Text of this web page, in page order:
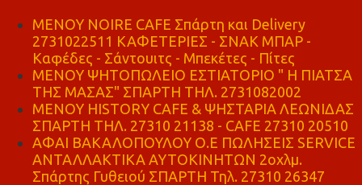
MENOY NOIRE CAFE Σπάρτη και Delivery
2731022511 ΚΑΦΕΤΕΡΙΕΣ - ΣΝΑΚ ΜΠΑΡ -
Καφέδες - Σάντουιτς - Μπεκέτες - Πίτες
ΜΕΝΟΥ ΨΗΤΟΠΩΛΕΙΟ ΕΣΤΙΑΤΟΡΙΟ " Η ΠΙΑΤΣΑ
ΤΗΣ ΜΑΣΑΣ" ΣΠΑΡΤΗ ΤΗΛ. 2731082002
ΜΕΝΟΥ HISTORY CAFE & ΨΗΣΤΑΡΙΑ ΛΕΩΝΙΔΑΣ
ΣΠΑΡΤΗ ΤΗΛ. 27310 21138 - CAFE 27310 20510
ΑΦΑΙ ΒΑΚΑΛΟΠΟΥΛΟΥ Ο.Ε ΠΩΛΗΣΕΙΣ SERVICE
ΑΝΤΑΛΛΑΚΤΙΚΑ ΑΥΤΟΚΙΝΗΤΩΝ 2οχλμ.
Σπάρτης Γυθειού ΣΠΑΡΤΗ Τηλ. 27310 26347